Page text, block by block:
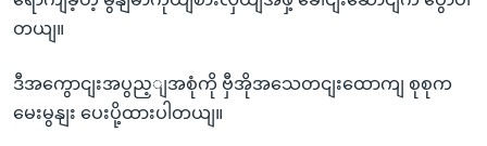
တယျ။
ဒီအကွောငျးအပွည့ျအစုံကို ဗှီအိုအသေတငျးထောကျ စုစုက
မေးမွနျး ပေးပို့ထားပါတယျ။